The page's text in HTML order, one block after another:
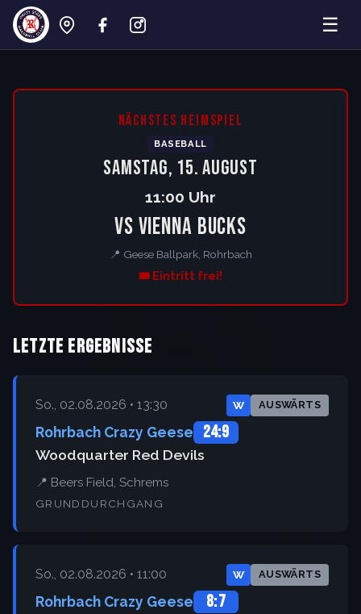
☰
NÄCHSTES HEIMSPIEL
BASEBALL
Samstag, 15. August
11:00 Uhr
vs Vienna Bucks
📍 Geese Ballpark, Rohrbach
🎟️ Eintritt frei!
Letzte Ergebnisse
So., 02.08.2026 • 13:30 W AUSWÄRTS
Rohrbach Crazy Geese 24:9
Woodquarter Red Devils
📍 Beers Field, Schrems
GRUNDDURCHGANG
So., 02.08.2026 • 11:00 W AUSWÄRTS
Rohrbach Crazy Geese 8:7